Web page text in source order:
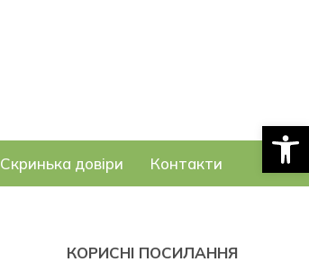
Скринька довіри Контакти
КОРИСНІ ПОСИЛАННЯ